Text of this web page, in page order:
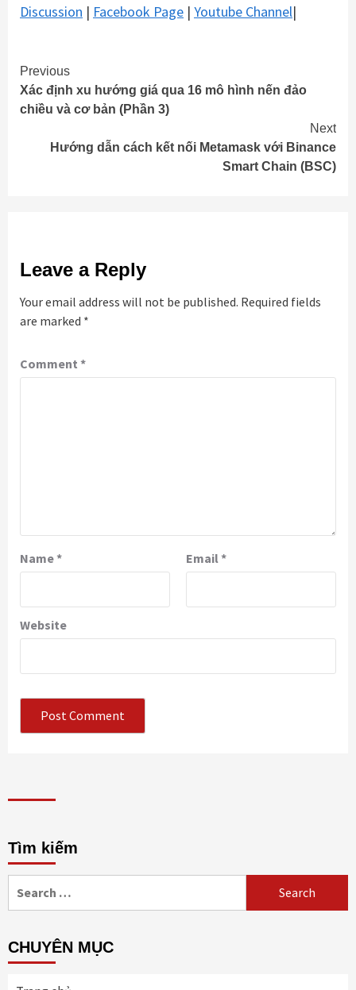
Discussion | Facebook Page | Youtube Channel|
Continue
Reading
Previous
Xác định xu hướng giá qua 16 mô hình nến đảo
chiều và cơ bản (Phần 3)
Next
Hướng dẫn cách kết nối Metamask với Binance
Smart Chain (BSC)
Leave a Reply
Your email address will not be published. Required fields
are marked *
Comment *
Name* Email *
Website
Tìm kiếm
for:
CHUYÊN MỤC